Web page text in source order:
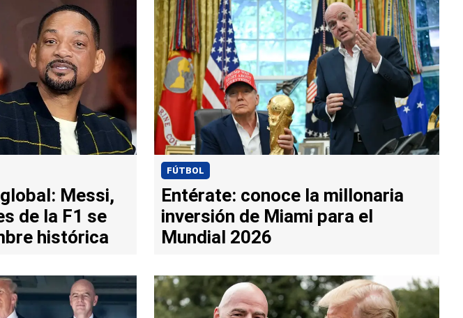
Messi,
de la F1 se
histórica
FÚTBOL
Entérate: conoce la millonaria
inversión de Miami para el
Mundial 2026